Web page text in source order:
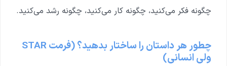
چگونه فکر می‌کنید، چگونه کار می‌کنید، چگونه رشد می‌کنید.
چطور هر داستان را ساختار بدهید؟ (فرمت STAR
ولی انسانی)